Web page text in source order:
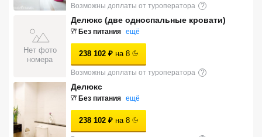
Возможны доплаты от туроператора ?
Нет фото
номера
Делюкс (две односпальные кровати)
Без питания ещё
238 102 ₽ на 8
Возможны доплаты от туроператора ?
Делюкс
Без питания ещё
238 102 ₽ на 8
Сетевые отели Турции
Сетевые отели Египта
Сетевые отели ОАЭ
Сетевые отели Таиланда
Сетевые отели Шри Ланки